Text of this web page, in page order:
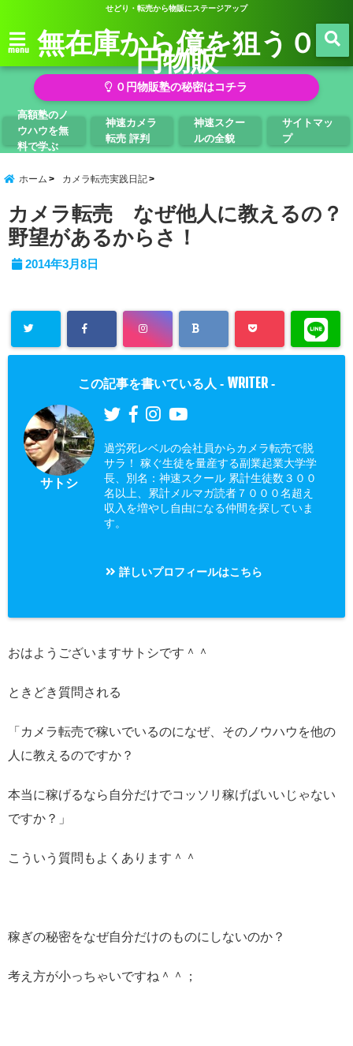
せどり・転売から物販にステージアップ
menu 無在庫から億を狙う０
円物販
０円物販塾の秘密はコチラ
高額塾のノ
ウハウを無
料で学ぶ
神速カメラ
転売 評判
神速スクー
ルの全貌
サイトマッ
プ
ホーム カメラ転売実践日記
カメラ転売 なぜ他人に教えるの？
野望があるからさ！
2014年3月8日
この記事を書いている人 - WRITER -
サトシ
過労死レベルの会社員からカメラ転売で脱
サラ！ 稼ぐ生徒を量産する副業起業大学学
長、別名：神速スクール 累計生徒数３００
名以上、累計メルマガ読者７０００名超え
収入を増やし自由になる仲間を探していま
す。
詳しいプロフィールはこちら
おはようございますサトシです＾＾
ときどき質問される
「カメラ転売で稼いでいるのになぜ、そのノウハウを他の
人に教えるのですか？
本当に稼げるなら自分だけでコッソリ稼げばいいじゃない
ですか？」
こういう質問もよくあります＾＾
稼ぎの秘密をなぜ自分だけのものにしないのか？
考え方が小っちゃいですね＾＾；